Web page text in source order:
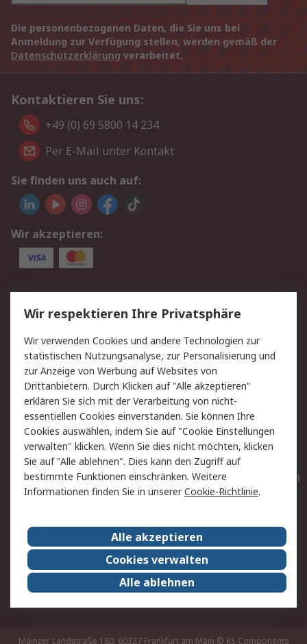
Die personenbezogenen Daten, die Sie uns bei
Anmeldung zur Verfügung stellen, werden gemäß der
Datenschutzerklärung verarbeitet.
Kontaktieren Sie uns:
+49 (0) 69 5800 14 234
Per E-Mail unter Kontakt
Sie finden uns auch auf:
Wir akzeptieren:
Service
Value Added Services
Lieferlösungen
Rücksendungen
Kontakt
Hilfe
Privatkunden
Rechtliches
AGB
Datenschutz
Cookie-Richtlinie
Zahlungsbedingungen
Copyright/Impressum
Entsorgung
Elektrogeräte/Batterien
RS weltweit
Karriere bei RS
Nachhaltigkeit
Qualität/Umwelt/ZertifikatePresse-Center
Event-Center
Mainzer Landstraße 180, 60327 Frankfurt am Main © RS Components
Wir respektieren Ihre Privatsphäre
Wir verwenden Cookies und andere Technologien zur
statistischen Nutzungsanalyse, zur Personalisierung und
zur Anzeige von Werbung auf Websites von
Drittanbietern. Durch Klicken auf "Alle akzeptieren"
erklären Sie sich mit der Verarbeitung von nicht-
essentiellen Cookies einverstanden. Sie können Ihre
Cookies auswählen, indem Sie auf "Cookie Einstellungen
verwalten" klicken. Wenn Sie dies nicht möchten, klicken
Sie auf "Alle ablehnen". Dies kann den Zugriff auf
bestimmte Funktionen einschränken. Weitere
Informationen finden Sie in unsererCookie-Richtlinie.
Alle akzeptieren
Cookies verwalten
Alle ablehnen